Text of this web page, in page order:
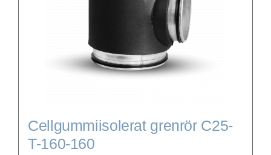
Cellgummiisolerat grenrör C25-
T-160-160